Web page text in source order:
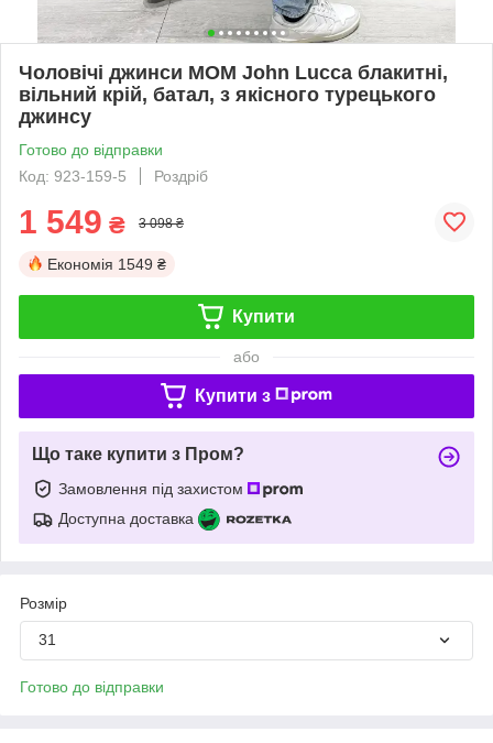
Чоловічі джинси MOM John Lucca блакитні,
вільний крій, батал, з якісного турецького
джинсу
Готово до відправки
Код: 923-159-5
Роздріб
1 549 ₴ 3 098 ₴
Економія 1549 ₴
Купити
або
Купити з
Що таке купити з Пром?
Замовлення під захистом
Доступна доставка
Розмір
31
Готово до відправки